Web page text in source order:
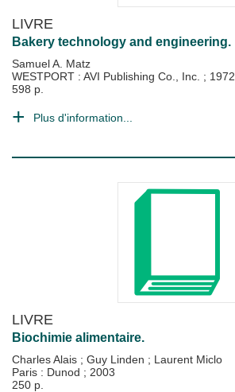
LIVRE
Bakery technology and engineering.
Samuel A. Matz
WESTPORT : AVI Publishing Co., Inc. ; 1972
598 p.
Plus d'information...
LIVRE
Biochimie alimentaire.
Charles Alais ; Guy Linden ; Laurent Miclo
Paris : Dunod ; 2003
250 p.